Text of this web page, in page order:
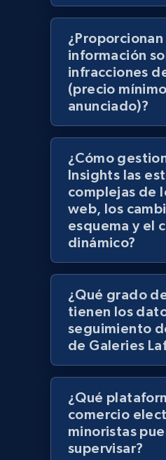
Lowes.com
URL, Domain, Marketplace
Model number, Gtin ean
991+ 162+
Lowes.com - Gather
specified keywords
URL, Domain, Marketplace
991+ 162+
Lowes.com - Collect
URL, Domain, Marketplace
Model number, Gtin ean
¿Proporcionan
información
infracciones
(precio mínimo
anunciado)?
¿Cómo
Insights las
complejas de
web, los
esquema y el
dinámico?
¿Qué grado
tienen los
seguimiento
de Galeries
¿Qué
comercio
minoristas
supervisar?